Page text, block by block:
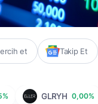
et Takip Et
GLRYH 0,00%